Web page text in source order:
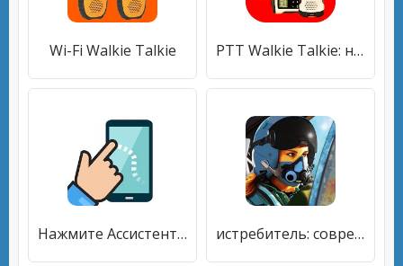
Wi-Fi Walkie Talkie PTT Walkie Talkie: не нужно звонить через Интернет
Нажмите Ассистент - Автокликер истребитель: современный воздушный бой